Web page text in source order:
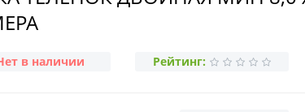
в наличии Рейтинг: